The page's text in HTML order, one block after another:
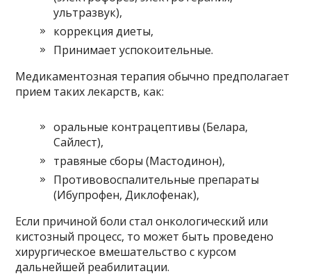
ультразвук),
коррекция диеты,
Принимает успокоительные.
Медикаментозная терапия обычно предполагает
прием таких лекарств, как:
оральные контрацептивы (Белара,
Сайлест),
травяные сборы (Мастодинон),
Противовоспалительные препараты
(Ибупрофен, Диклофенак),
Если причиной боли стал онкологический или
кистозный процесс, то может быть проведено
хирургическое вмешательство с курсом
дальнейшей реабилитации.